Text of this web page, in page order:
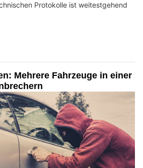
Protokolle ist weitestgehend
Mehrere Fahrzeuge in einer